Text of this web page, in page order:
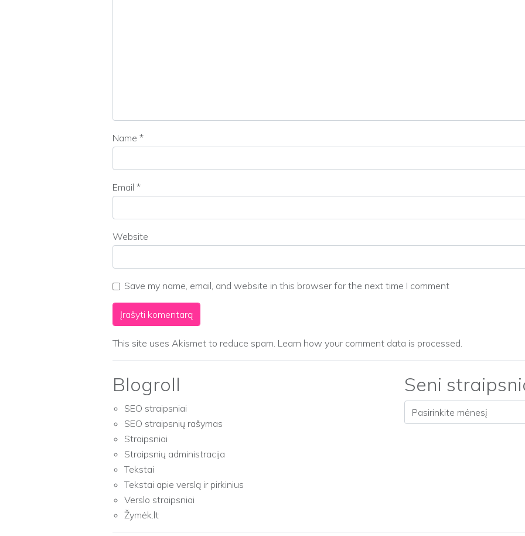
Name *
Email *
Website
Save my name, email, and website in this browser for the next time I comment
This site uses Akismet to reduce spam. Learn how your comment data is processed.
Blogroll
SEO straipsniai
SEO straipsnių rašymas
Straipsniai
Straipsnių administracija
Tekstai
Tekstai apie verslą ir pirkinius
Verslo straipsniai
Žymėk.lt
Seni
Seni straipsniai